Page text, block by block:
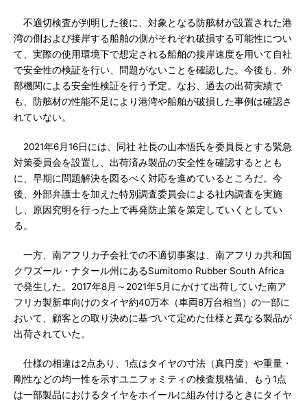
不適切検査が判明した後に、対象となる防舷材が設置された港
湾の側および接岸する船舶の側がそれぞれ破損する可能性につい
て、実際の使用環境下で想定される船舶の接岸速度を用いて自社
で安全性の検証を行い、問題がないことを確認した。今後も、外
部機関による安全性検証を行う予定。なお、過去の出荷実績で
も、防舷材の性能不足により港湾や船舶が破損した事例は確認さ
れていない。
2021年6月16日には、同社 社長の山本悟氏を委員長とする緊急
対策委員会を設置し、出荷済み製品の安全性を確認するととも
に、早期に問題解決を図るべく対応を進めているところだ。今
後、外部弁護士を加えた特別調査委員会による社内調査を実施
し、原因究明を行った上で再発防止策を策定していくとしてい
る。
一方、南アフリカ子会社での不適切事案は、南アフリカ共和国
クワズール・ナタール州にあるSumitomo Rubber South Africa
で発生した。2017年8月～2021年5月にかけて出荷していた南ア
フリカ製新車向けのタイヤ約40万本（車両8万台相当）の一部に
おいて、顧客との取り決めに基づいて定めた仕様と異なる製品が
出荷されていた。
仕様の相違は2点あり、1点はタイヤの寸法（真円度）や重量・
剛性などの均一性を示すユニフォミティの検査規格値、もう1点
は一部製品におけるタイヤをホイールに組み付けるときにタイヤ